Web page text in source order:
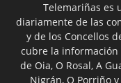
Telemariñas es
diariamente de las
y de los Concellos
cubre la
de Oia, O Rosal, A
Nigrán, O Porriño